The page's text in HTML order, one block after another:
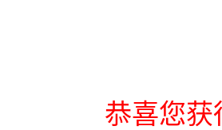
恭喜您获